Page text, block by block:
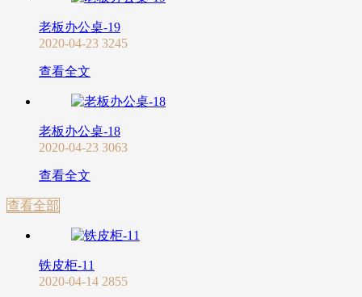
老板办公桌-19
2020-04-23 3245
查看全文
老板办公桌-18
2020-04-23 3063
查看全文
查看全部
铁皮柜-11
2020-04-14 2855